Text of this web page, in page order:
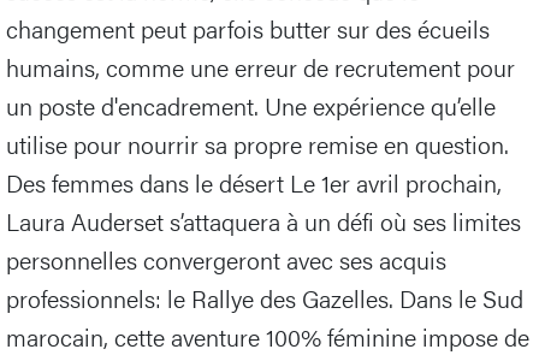
changement peut parfois butter sur des écueils
humains, comme une erreur de recrutement pour
un poste d'encadrement. Une expérience qu’elle
utilise pour nourrir sa propre remise en question.
Des femmes dans le désert Le 1er avril prochain,
Laura Auderset s’attaquera à un défi où ses limites
personnelles convergeront avec ses acquis
professionnels: le Rallye des Gazelles. Dans le Sud
marocain, cette aventure 100% féminine impose de